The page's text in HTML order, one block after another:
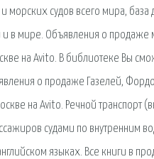
морских судов всего мира,
и в мире. Объявления о
на Avito. В библиотеке Вы
о продаже Газелей,
на Avito. Речной транспорт
судами по внутренним
языках. Все книги в